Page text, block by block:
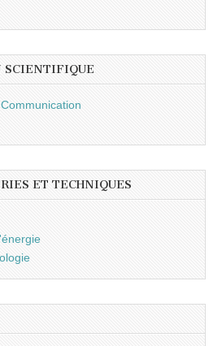
SCIENTIFIQUE
ET TECHNIQUES